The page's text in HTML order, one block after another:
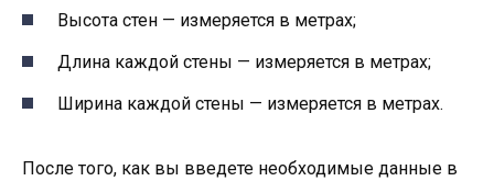
Высота стен — измеряется в метрах;
Длина каждой стены — измеряется в метрах;
Ширина каждой стены — измеряется в метрах.
После того, как вы введете необходимые данные в